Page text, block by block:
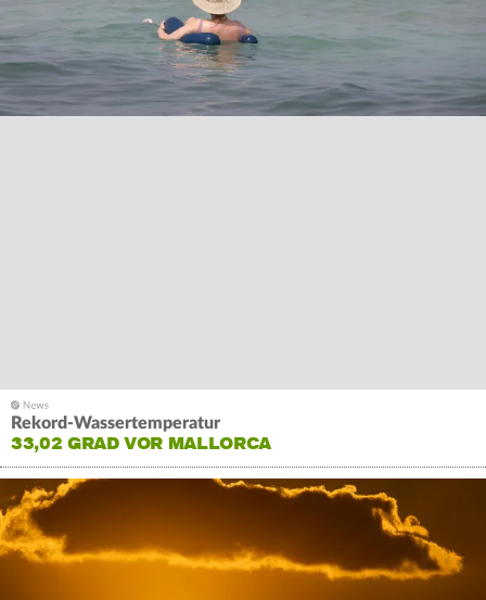
Rekord-Wassertemperatur
33,02 GRAD VOR MALLORCA